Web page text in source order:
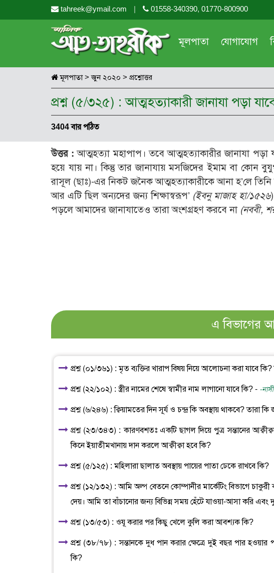
tahreek@ymail.com | 01558-340390, 01770-800900
মূলপাতা যোগাযোগ
মূলপাতা> জুন ২০২০ > প্রশ্নোত্তর
প্রশ্ন (৫/৩২৫) : আত্মহত্যাকারী জানাযা পড়া
3404 বার পঠিত
উত্তর : আত্মহত্যা মহাপাপ। তবে আত্মহত্যাকারীর জানাযা
হয়ে যায় না। কিন্তু তার জানাযায় মসজিদের ইমাম বা কোন
রাসূল (ছাঃ)-এর নিকট জনৈক আত্মহত্যাকারীকে আনা হ’লে তিনি
আর এটি ছিল অন্যদের জন্য শিক্ষাস্বরূপ’ (ইবনু মাজাহ হা/১৫২৬
পড়লে আমাদের জানাযাতেও তারা অংশগ্রহণ করবে না (নববী,
এ বিভাগের
প্রশ্ন (০১/৩৬১) : মৃত ব্যক্তির খারাপ বিষয় নিয়ে আলোচনা করা যাবে কি?
প্রশ্ন (২২/১০২) : স্ত্রীর নামের শেষে স্বামীর নাম লাগানো যাবে কি? - -
প্রশ্ন (৬/২৪৬) : ক্বিয়ামতের দিন সূর্য ও চন্দ্র কি অবস্থায় থাকবে? তারা কি
প্রশ্ন (২৩/৩৪৩) : কারণবশতঃ একটি ছাগল দিয়ে পুত্র সন্তানের
কিনে ইয়াতীমখানায় দান করলে আক্বীক্বা হবে কি?
প্রশ্ন (৫/১২৫) : মহিলারা ছালাত অবস্থায় পায়ের পাতা ঢেকে রাখবে কি?
প্রশ্ন (১২/১৩২) : আমি অল্প বেতনে কোম্পানীর মার্কেটিং বিভাগে
দেয়। আমি তা বাঁচানোর জন্য বিভিন্ন সময় হেঁটে যাওয়া-আসা করি এবং
প্রশ্ন (১৩/৫৩) : ওযূ করার পর কিছু খেলে কুলি করা আবশ্যক কি?
প্রশ্ন (৩৮/৭৮) : সন্তানকে দুধ পান করার ক্ষেত্রে দুই বছর পার হওয়ার
কি?